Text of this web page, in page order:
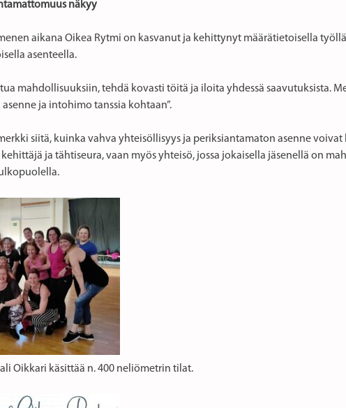
näkyy
aikana Oikea Rytmi on kasvanut ja kehittynyt määrätietoisella
asenteella.
mahdollisuuksiin, tehdä kovasti töitä ja iloita yhdessä saavutuksista.
ja intohimo tanssia kohtaan”.
siitä, kuinka vahva yhteisöllisyys ja periksiantamaton asenne voivat
ja tähtiseura, vaan myös yhteisö, jossa jokaisella jäsenellä on
Oikkari käsittää n. 400 neliömetrin tilat.